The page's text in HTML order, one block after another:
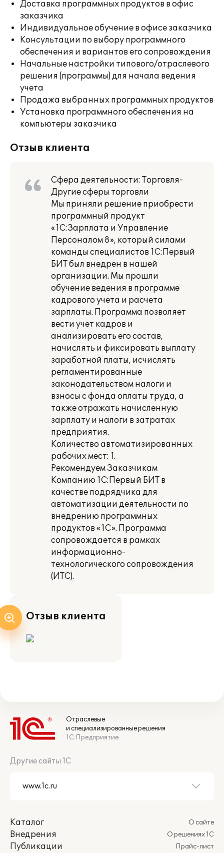
Доставка программных продуктов в офис
заказчика
Индивидуальное обучение в офисе заказчика
Консультации по выбору программного
обеспечения и вариантов его сопровождения
Начальные настройки типового/отраслевого
решения (программы) для начала ведения
учета
Продажа выбранных программных продуктов
Установка программного обеспечения на
компьютеры заказчика
Отзыв клиента
Сфера деятельности: Торговля-
Другие сферы торговли
Мы приняли решение приобрести
программный продукт
«1С:Зарплата и Управление
Персоналом 8», который силами
команды специалистов 1С:Первый
БИТ был внедрен в нашей
организации. Мы прошли
обучение ведения в программе
кадрового учета и расчета
зарплаты. Программа позволяет
вести учет кадров и
анализировать его состав,
начислять и фиксировать выплату
заработной платы, исчислять
регламентированные
законодательством налоги и
взносы с фонда оплаты труда, а
также отражать начисленную
зарплату и налоги в затратах
предприятия.
Количество автоматизированных
рабочих мест: 1.
Рекомендуем Заказчикам
Компанию 1С:Первый БИТ в
качестве подрядчика для
автоматизации деятельности по
внедрению программных
продуктов «1С». Программа
сопровождается в рамках
информационно-
технологического сопровождения
(ИТС).
Отзыв клиента
Отраслевые
и специализированные решения
1С:Предприятие
Другие сайты 1С
Каталог
Внедрения
Публикации
О сайте
О решениях 1С
Прайс-лист